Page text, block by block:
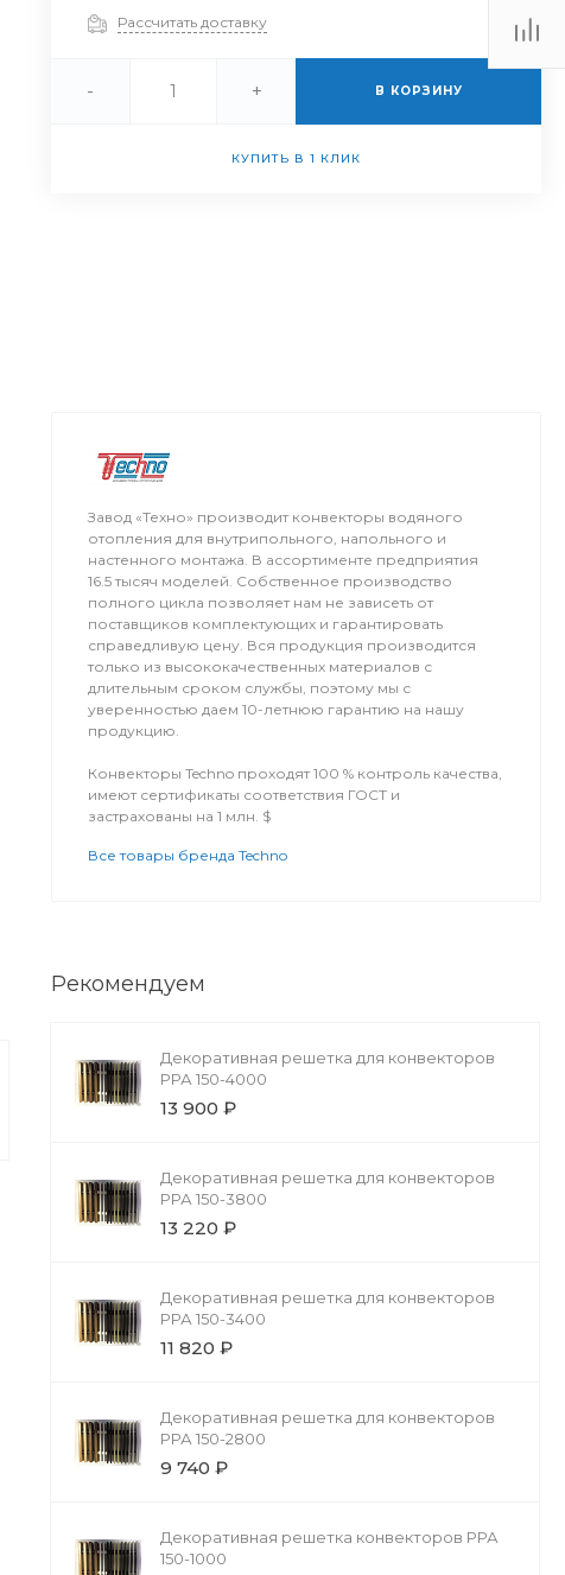
Рассчитать доставку
- + В КОРЗИНУ
КУПИТЬ В 1 КЛИК
Завод «Техно» производит конвекторы водяного
отопления для внутрипольного, напольного и
настенного монтажа. В ассортименте предприятия
16.5 тысяч моделей. Собственное производство
полного цикла позволяет нам не зависеть от
поставщиков комплектующих и гарантировать
справедливую цену. Вся продукция производится
только из высококачественных материалов с
длительным сроком службы, поэтому мы с
уверенностью даем 10-летнюю гарантию на нашу
продукцию.
Конвекторы Techno проходят 100 % контроль качества,
имеют сертификаты соответствия ГОСТ и
застрахованы на 1 млн. $
Все товары бренда Techno
Рекомендуем
Декоративная решетка для конвекторов
РРА 150-4000
13 900 ₽
Декоративная решетка для конвекторов
РРА 150-3800
13 220 ₽
Декоративная решетка для конвекторов
РРА 150-3400
11 820 ₽
Декоративная решетка для конвекторов
РРА 150-2800
9 740 ₽
Декоративная решетка конвекторов РРА
150-1000